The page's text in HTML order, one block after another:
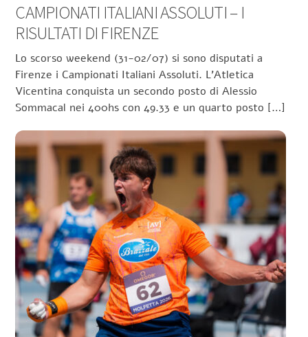
CAMPIONATI ITALIANI ASSOLUTI – I
RISULTATI DI FIRENZE
Lo scorso weekend (31-02/07) si sono disputati a
Firenze i Campionati Italiani Assoluti. L’Atletica
Vicentina conquista un secondo posto di Alessio
Sommacal nei 400hs con 49.33 e un quarto posto […]